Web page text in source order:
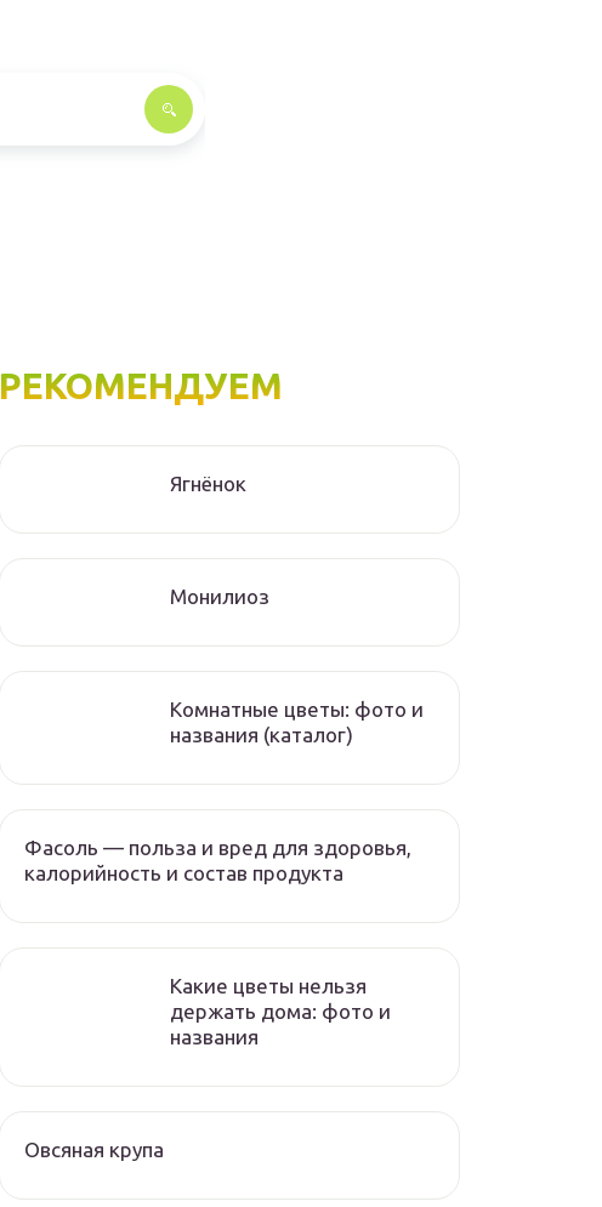
РЕКОМЕНДУЕМ
Ягнёнок
Монилиоз
Комнатные цветы: фото и
названия (каталог)
Фасоль — польза и вред для здоровья,
калорийность и состав продукта
Какие цветы нельзя
держать дома: фото и
названия
Овсяная крупа